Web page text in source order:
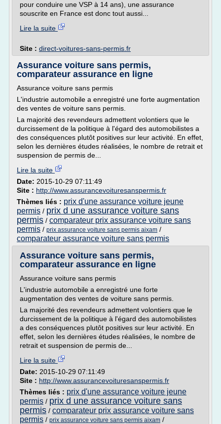
pour conduire une VSP à 14 ans), une assurance
souscrite en France est donc tout aussi...
Lire la suite
Site : direct-voitures-sans-permis.fr
Assurance voiture sans permis,
comparateur assurance en ligne
Assurance voiture sans permis
L'industrie automobile a enregistré une forte augmentation
des ventes de voiture sans permis.
La majorité des revendeurs admettent volontiers que le
durcissement de la politique à l'égard des automobilistes a
des conséquences plutôt positives sur leur activité. En effet,
selon les dernières études réalisées, le nombre de retrait et
suspension de permis de...
Lire la suite
Date: 2015-10-29 07:11:49
Site : http://www.assurancevoituresanspermis.fr
Thèmes liés : prix d'une assurance voiture jeune
permis / prix d une assurance voiture sans
permis / comparateur prix assurance voiture sans
permis / prix assurance voiture sans permis aixam /
comparateur assurance voiture sans permis
Assurance voiture sans permis,
comparateur assurance en ligne
Assurance voiture sans permis
L'industrie automobile a enregistré une forte
augmentation des ventes de voiture sans permis.
La majorité des revendeurs admettent volontiers que le
durcissement de la politique à l'égard des automobilistes
a des conséquences plutôt positives sur leur activité. En
effet, selon les dernières études réalisées, le nombre de
retrait et suspension de permis de...
Lire la suite
Date: 2015-10-29 07:11:49
Site : http://www.assurancevoituresanspermis.fr
Thèmes liés : prix d'une assurance voiture jeune
permis / prix d une assurance voiture sans
permis / comparateur prix assurance voiture sans
permis / prix assurance voiture sans permis aixam /